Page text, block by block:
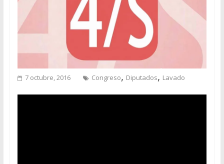
7 octubre, 2016 Congreso, Diputados, Lavado